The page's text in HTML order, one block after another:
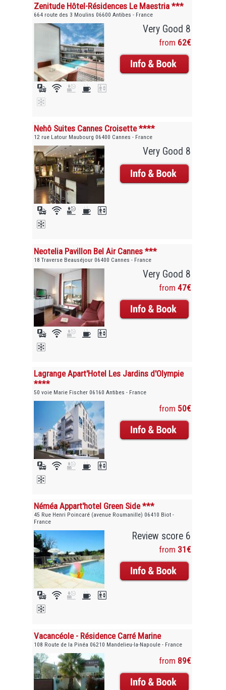
Zenitude Hôtel-Résidences Le Maestria ***
664 route des 3 Moulins 06600 Antibes - France
Very Good 8
from 62€
Nehô Suites Cannes Croisette ****
12 rue Latour Maubourg 06400 Cannes - France
Very Good 8
Neotelia Pavillon Bel Air Cannes ***
18 Traverse Beauséjour 06400 Cannes - France
Very Good 8
from 47€
Lagrange Apart'Hotel Les Jardins d'Olympie
****
50 voie Marie Fischer 06160 Antibes - France
from 50€
Néméa Appart'hotel Green Side ***
45 Rue Henri Poincaré (avenue Roumanille) 06410 Biot -
France
Review score 6
from 31€
Vacancéole - Résidence Carré Marine
108 Route de la Pinéa 06210 Mandelieu-la-Napoule - France
from 89€